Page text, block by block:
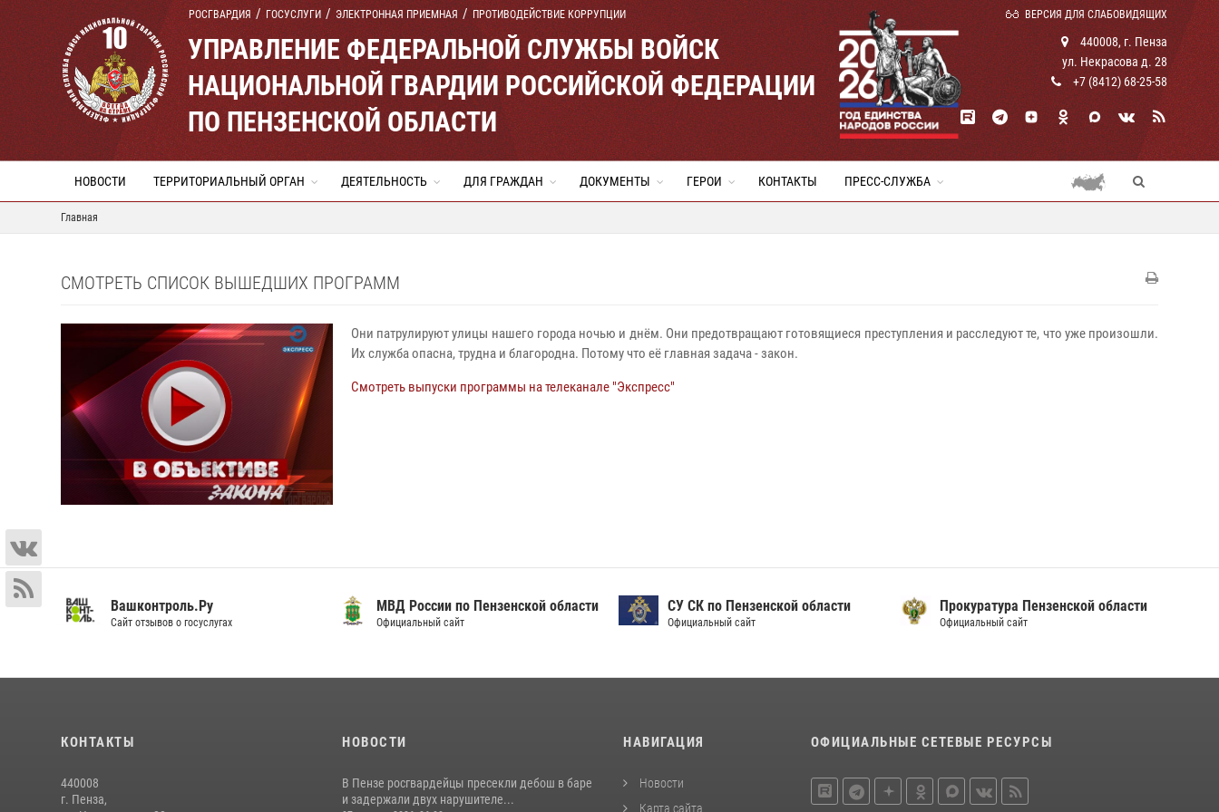
РОСГВАРДИЯ ГОСУСЛУГИ ЭЛЕКТРОННАЯ ПРИЕМНАЯ ПРОТИВОДЕЙСТВИЕ КОРРУПЦИИ ВЕРСИЯ ДЛЯ СЛАБОВИДЯЩИХ
УПРАВЛЕНИЕ ФЕДЕРАЛЬНОЙ СЛУЖБЫ ВОЙСК
НАЦИОНАЛЬНОЙ ГВАРДИИ РОССИЙСКОЙ ФЕДЕРАЦИИ
ПО ПЕНЗЕНСКОЙ ОБЛАСТИ
440008, г. Пенза
ул. Некрасова д. 28
+7 (8412) 68-25-58
НОВОСТИ ТЕРРИТОРИАЛЬНЫЙ ОРГАН ДЕЯТЕЛЬНОСТЬ ДЛЯ ГРАЖДАН ДОКУМЕНТЫ ГЕРОИ КОНТАКТЫ ПРЕСС-СЛУЖБА
Главная
СМОТРЕТЬ СПИСОК ВЫШЕДШИХ ПРОГРАММ
Они патрулируют улицы нашего города ночью и днём. Они предотвращают готовящиеся преступления и расследуют те, что уже произошли.
Их служба опасна, трудна и благородна. Потому что её главная задача - закон.
Смотреть выпуски программы на телеканале "Экспресс"
Вашконтроль.Ру
Сайт отзывов о госуслугах
МВД России по Пензенской области
Официальный сайт
СУ СК по Пензенской области
Официальный сайт
Прокуратура Пензенской области
Официальный сайт
КОНТАКТЫ
440008
г. Пенза,
НОВОСТИ
В Пензе росгвардейцы пресекли дебош в баре
и задержали двух нарушителе...
НАВИГАЦИЯ
Новости
Карта сайта
ОФИЦИАЛЬНЫЕ СЕТЕВЫЕ РЕСУРСЫ